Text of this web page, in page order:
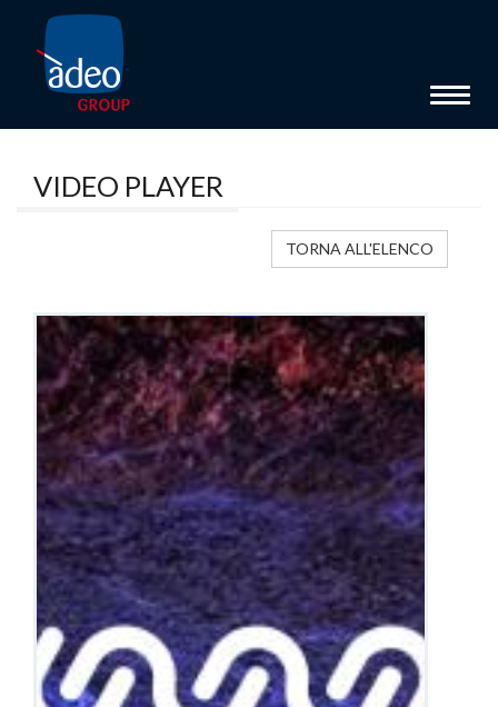
Toggle
VIDEO PLAYER
TORNA ALL'ELENCO